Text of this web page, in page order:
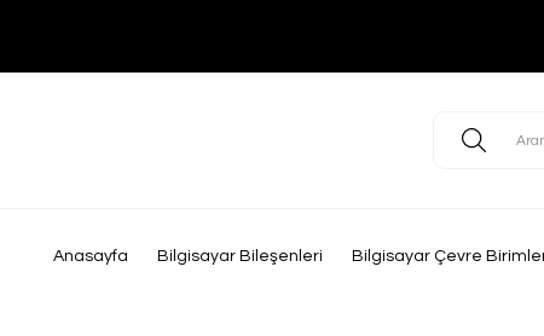
Anasayfa Bilgisayar Bileşenleri Bilgisayar Çevre